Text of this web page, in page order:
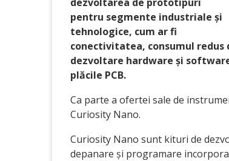
pentru segmente industriale și
tehnologice, cum ar fi
conectivitatea, consumul
dezvoltare hardware și
plăcile PCB.
Ca parte a ofertei sale de
Curiosity Nano.
Curiosity Nano sunt kituri de
depanare și programare